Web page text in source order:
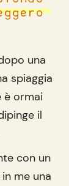
una
spiaggia
è ormai
il
con un
me una